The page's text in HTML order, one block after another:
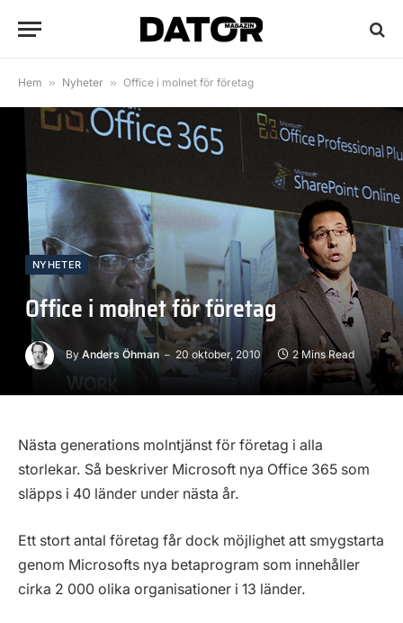
Hem » Nyheter » Office i molnet för företag
NYHETER
Office i molnet för företag
By Anders Öhman 20 oktober, 2010 2 Mins Read
Nästa generations molntjänst för företag i alla
storlekar. Så beskriver Microsoft nya Office 365 som
släpps i 40 länder under nästa år.
Ett stort antal företag får dock möjlighet att smygstarta
genom Microsofts nya betaprogram som innehåller
cirka 2 000 olika organisationer i 13 länder.